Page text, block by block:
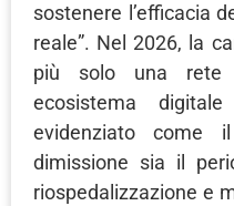
sostenere l’efficacia
reale”. Nel 2026, la
più solo una rete
ecosistema
evidenziato come
dimissione sia il
riospedalizzazione e